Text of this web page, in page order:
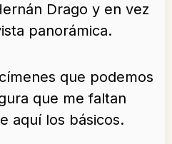
Drago y en vez
panorámica.
que podemos
que me faltan
aquí los básicos.